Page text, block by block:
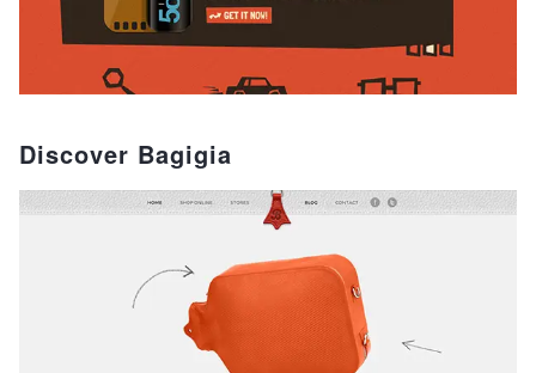
Discover Bagigia